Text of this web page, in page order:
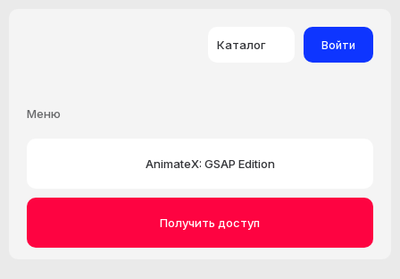
Меню
Слайдеры и галереи 3
Курсоры
AnimateX: GSAP Edition
Получить доступ
Каталог Войти